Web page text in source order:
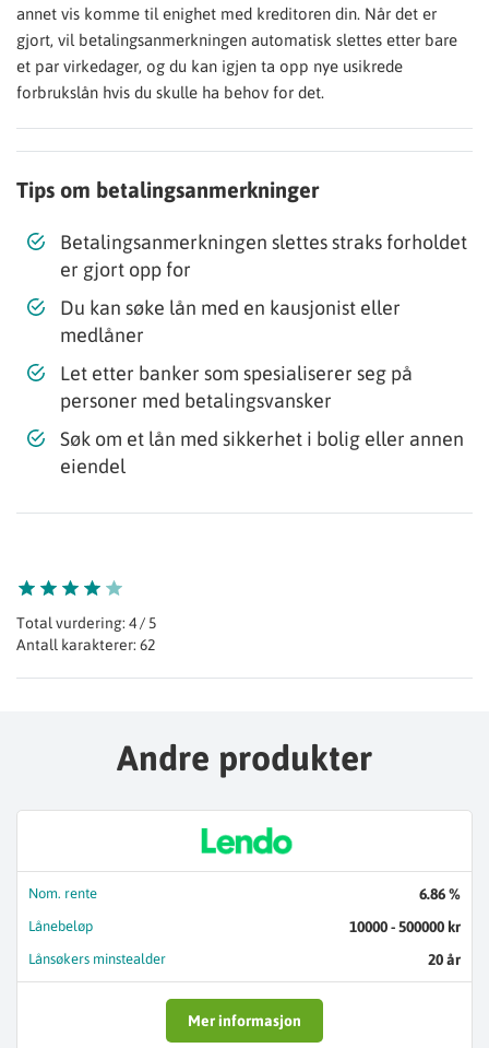
annet vis komme til enighet med kreditoren din. Når det er
gjort, vil betalingsanmerkningen automatisk slettes etter bare
et par virkedager, og du kan igjen ta opp nye usikrede
forbrukslån hvis du skulle ha behov for det.
Tips om betalingsanmerkninger
Betalingsanmerkningen slettes straks forholdet
er gjort opp for
Du kan søke lån med en kausjonist eller
medlåner
Let etter banker som spesialiserer seg på
personer med betalingsvansker
Søk om et lån med sikkerhet i bolig eller annen
eiendel
Total vurdering: 4 / 5
Antall karakterer: 62
Andre produkter
Nom. rente 6.86 %
Lånebeløp 10000 - 500000 kr
Lånsøkers minstealder 20 år
Mer informasjon